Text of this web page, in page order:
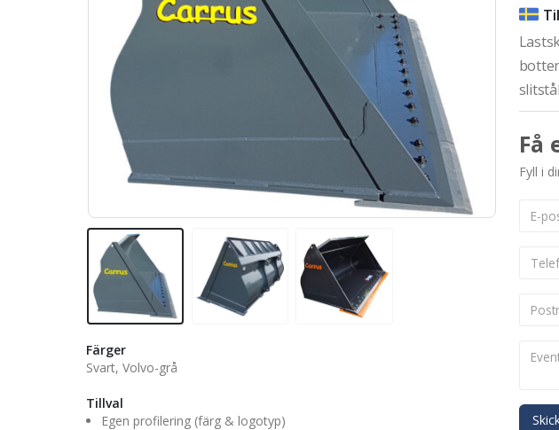
Färger
Svart, Volvo-grå
Tillval
Egen profilering (färg & logotyp)
Få
Fyll i